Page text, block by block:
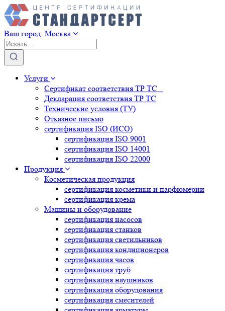
Ваш город: Москва
Услуги
Сертификат соответствия ТР ТС
Декларация соответствия ТР ТС
Технические условия (ТУ)
Отказное письмо
сертификация ISO (ИСО)
сертификация ISO 9001
сертификация ISO 14001
сертификация ISO 22000
Продукция
Косметическая продукция
сертификация косметики и парфюмерии
сертификация крема
Машины и оборудование
сертификация насосов
сертификация станков
сертификация светильников
сертификация кондиционеров
сертификация часов
сертификация труб
сертификация наушников
сертификация оборудования
сертификация смесителей